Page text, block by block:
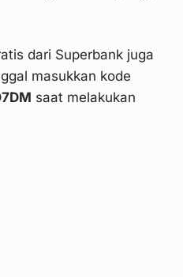
dari Superbank juga
masukkan kode
saat melakukan